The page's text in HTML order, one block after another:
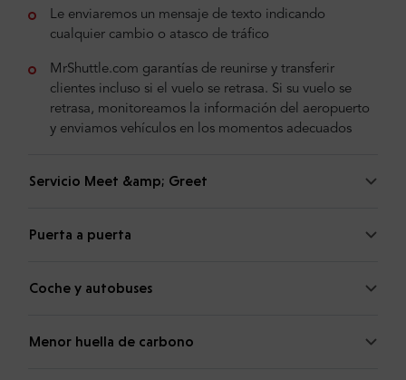
Le enviaremos un mensaje de texto indicando
cualquier cambio o atasco de tráfico
MrShuttle.com garantías de reunirse y transferir
clientes incluso si el vuelo se retrasa. Si su vuelo se
retrasa, monitoreamos la información del aeropuerto
y enviamos vehículos en los momentos adecuados
Servicio Meet &amp; Greet
Puerta a puerta
Coche y autobuses
Menor huella de carbono